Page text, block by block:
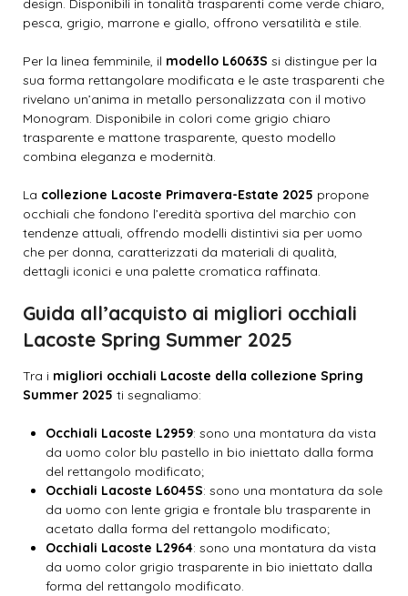
design. Disponibili in tonalità trasparenti come verde chiaro,
pesca, grigio, marrone e giallo, offrono versatilità e stile. ​
Per la linea femminile, il modello L6063S si distingue per la
sua forma rettangolare modificata e le aste trasparenti che
rivelano un’anima in metallo personalizzata con il motivo
Monogram. Disponibile in colori come grigio chiaro
trasparente e mattone trasparente, questo modello
combina eleganza e modernità. ​
La collezione Lacoste Primavera-Estate 2025 propone
occhiali che fondono l’eredità sportiva del marchio con
tendenze attuali, offrendo modelli distintivi sia per uomo
che per donna, caratterizzati da materiali di qualità,
dettagli iconici e una palette cromatica raffinata.
Guida all’acquisto ai migliori occhiali
Lacoste Spring Summer 2025
Tra i migliori occhiali Lacoste della collezione Spring
Summer 2025 ti segnaliamo:
Occhiali Lacoste L2959: sono una montatura da vista
da uomo color blu pastello in bio iniettato dalla forma
del rettangolo modificato;
Occhiali Lacoste L6045S: sono una montatura da sole
da uomo con lente grigia e frontale blu trasparente in
acetato dalla forma del rettangolo modificato;
Occhiali Lacoste L2964: sono una montatura da vista
da uomo color grigio trasparente in bio iniettato dalla
forma del rettangolo modificato.